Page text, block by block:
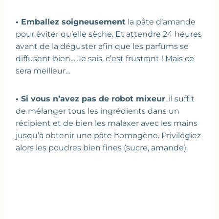
• Emballez soigneusement la pâte d’amande
pour éviter qu’elle sèche. Et attendre 24 heures
avant de la déguster afin que les parfums se
diffusent bien… Je sais, c’est frustrant ! Mais ce
sera meilleur…
• Si vous n’avez pas de robot mixeur, il suffit
de mélanger tous les ingrédients dans un
récipient et de bien les malaxer avec les mains
jusqu’à obtenir une pâte homogène. Privilégiez
alors les poudres bien fines (sucre, amande).